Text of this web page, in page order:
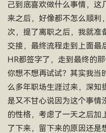
己到底喜欢做什么事情，这
来之后，好像都不怎么顺利
次，提了离职之后，我就准
交接，最终流程走到上面最
HR都签字了，走到最终的
你想不想再试试？其实我当
么多年职场生涯过来，深知
是又不甘心说因为这个事情
的性格，考虑了一天之后加
了下来，留下来的原因还是